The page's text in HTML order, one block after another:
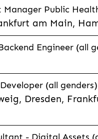
Manager Public
am Main,
Engineer (all
(all genders)
Dresden,